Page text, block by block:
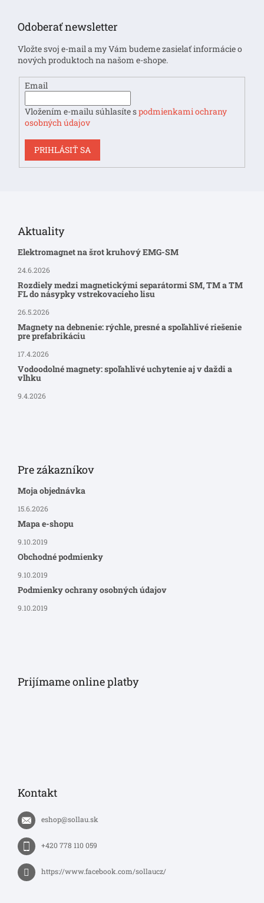
Odoberať newsletter
Vložte svoj e-mail a my Vám budeme zasielať informácie o
nových produktoch na našom e-shope.
Email
Vložením e-mailu súhlasíte spodmienkami ochrany
osobných údajov
PRIHLÁSIŤ SA
Aktuality
Elektromagnet na šrot kruhový EMG-SM
24.6.2026
Rozdiely medzi magnetickými separátormi SM, TM a TM
FL do násypky vstrekovacieho lisu
26.5.2026
Magnety na debnenie: rýchle, presné a spoľahlivé riešenie
pre prefabrikáciu
17.4.2026
Vodoodolné magnety: spoľahlivé uchytenie aj v daždi a
vlhku
9.4.2026
Pre zákazníkov
Moja objednávka
15.6.2026
Mapa e-shopu
9.10.2019
Obchodné podmienky
9.10.2019
Podmienky ochrany osobných údajov
9.10.2019
Prijímame online platby
Kontakt
eshop@sollau.sk
+420 778 110 059
https://www.facebook.com/sollaucz/